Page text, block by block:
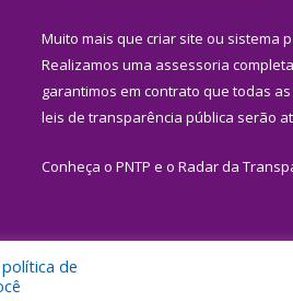
Muito mais que criar site ou sistema
Realizamos uma assessoria
garantimos em contrato que todas
leis de transparência pública serão
Conheça o PNTP e o Radar da
do Site
de